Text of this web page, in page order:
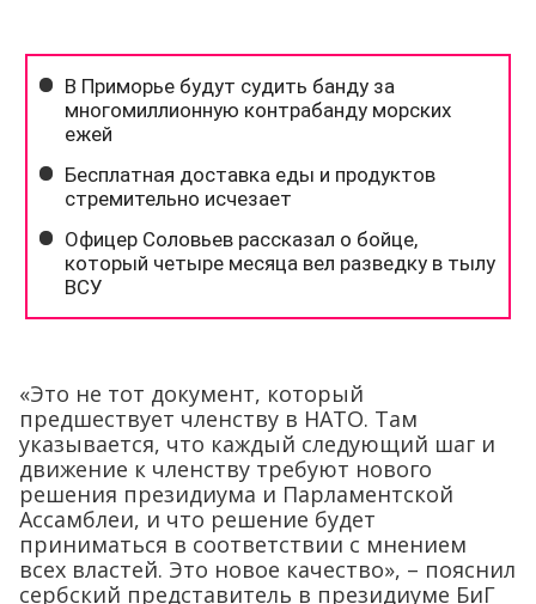
«Это не тот документ, который
предшествует членству в НАТО. Там
указывается, что каждый следующий шаг и
движение к членству требуют нового
решения президиума и Парламентской
Ассамблеи, и что решение будет
приниматься в соответствии с мнением
всех властей. Это новое качество», – пояснил
сербский представитель в президиуме БиГ